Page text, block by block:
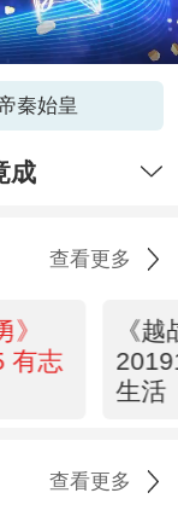
秦始皇
成
查看更多
》
有志
《
生活
查看更多